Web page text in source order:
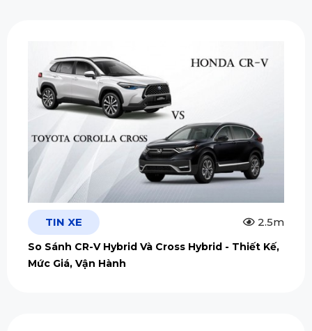
TIN XE 2.5m
So Sánh CR-V Hybrid Và Cross Hybrid - Thiết Kế,
Mức Giá, Vận Hành